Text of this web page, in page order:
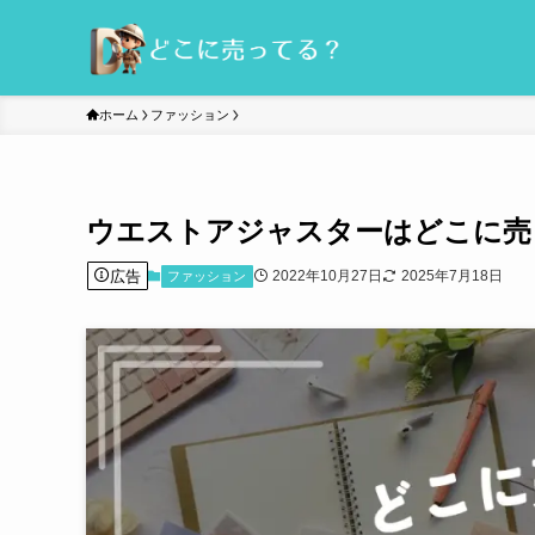
ホーム ファッション
ウエストアジャスターはどこに
広告 ファッション 2022年10月27日 2025年7月18日